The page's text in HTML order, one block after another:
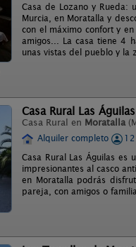
Casa de Lozano y Rueda:
Murcia, en Moratalla y
con el máximo confort y
amigos... La casa tiene 4
unas vistas del pueblo y la
Casa Rural Las
Casa Rural en Moratalla
Alquiler completo
Casa Rural Las Águilas es
impresionantes al casco
en Moratalla podrás
pareja, con amigos o